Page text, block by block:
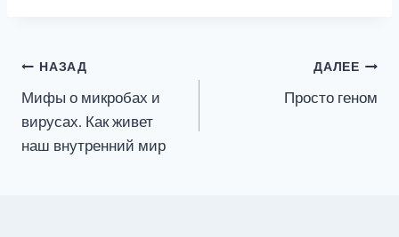
Навигация
по
записям
НАЗАД
Мифы о микробах и
вирусах. Как живет
наш внутренний мир
ДАЛЕЕ
Просто геном